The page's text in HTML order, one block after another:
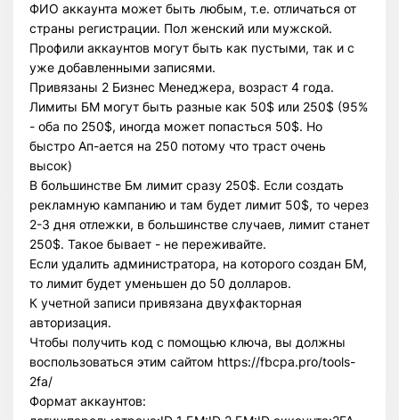
ФИО аккаунта может быть любым, т.е. отличаться от
страны регистрации. Пол женский или мужской.
Профили аккаунтов могут быть как пустыми, так и с
уже добавленными записями.
Привязаны 2 Бизнес Менеджера, возраст 4 года.
Лимиты БМ могут быть разные как 50$ или 250$ (95%
- оба по 250$, иногда может попасться 50$. Но
быстро Ап-ается на 250 потому что траст очень
высок)
В большинстве Бм лимит сразу 250$. Если создать
рекламную кампанию и там будет лимит 50$, то через
2-3 дня отлежки, в большинстве случаев, лимит станет
250$. Такое бывает - не переживайте.
Если удалить администратора, на которого создан БМ,
то лимит будет уменьшен до 50 долларов.
К учетной записи привязана двухфакторная
авторизация.
Чтобы получить код с помощью ключа, вы должны
воспользоваться этим сайтом https://fbcpa.pro/tools-
2fa/
Формат аккаунтов: